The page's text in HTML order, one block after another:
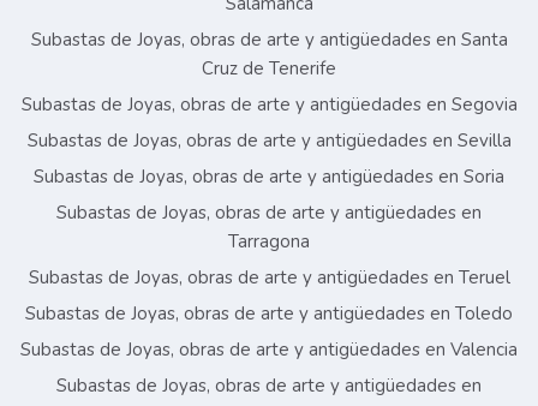
Subastas de Joyas, obras de arte y antigüedades en Santa
Cruz de Tenerife
Subastas de Joyas, obras de arte y antigüedades en Segovia
Subastas de Joyas, obras de arte y antigüedades en Sevilla
Subastas de Joyas, obras de arte y antigüedades en Soria
Subastas de Joyas, obras de arte y antigüedades en
Tarragona
Subastas de Joyas, obras de arte y antigüedades en Teruel
Subastas de Joyas, obras de arte y antigüedades en Toledo
Subastas de Joyas, obras de arte y antigüedades en Valencia
Subastas de Joyas, obras de arte y antigüedades en